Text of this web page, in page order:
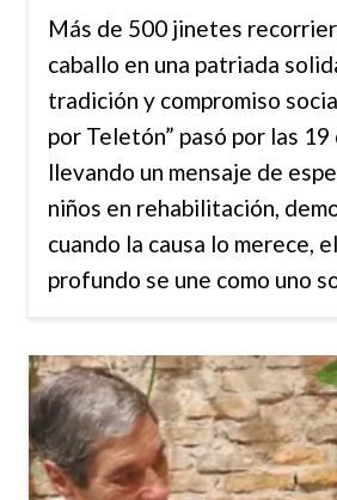
Más de 500 jinetes
caballo en una patriada
tradición y compromiso
por Teletón” pasó por las
llevando un mensaje de
niños en rehabilitación,
cuando la causa lo merece,
profundo se une como uno